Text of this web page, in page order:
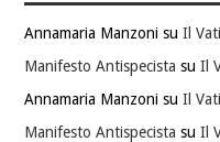
Annamaria Manzoni suIl
Manifesto Antispecista suIl
Annamaria Manzoni suIl
Manifesto Antispecista suIl